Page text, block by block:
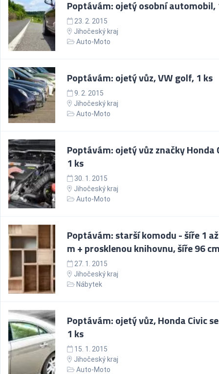
Poptávám: ojetý osobní automobil,
23. 2. 2015
Jihočeský kraj
Auto-Moto
Poptávám: ojetý vůz, VW golf, 1 ks
9. 2. 2015
Jihočeský kraj
Auto-Moto
Poptávám: ojetý vůz značky Honda
1 ks
30. 1. 2015
Jihočeský kraj
Auto-Moto
Poptávám: starší komodu - šíře 1
m + prosklenou knihovnu, šíře 96
27. 1. 2015
Jihočeský kraj
Nábytek
Poptávám: ojetý vůz, Honda Civic
1 ks
15. 1. 2015
Jihočeský kraj
Auto-Moto